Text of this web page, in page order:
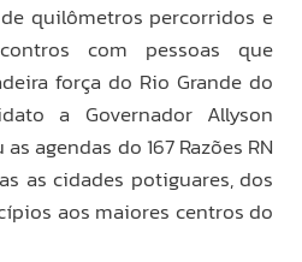
quilômetros percorridos e
com pessoas que
força do Rio Grande do
a Governador Allyson
agendas do 167 Razões RN
as cidades potiguares, dos
aos maiores centros do